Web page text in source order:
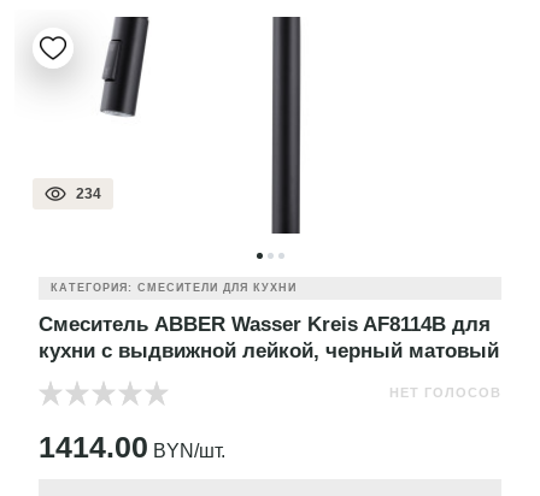
234
КАТЕГОРИЯ: СМЕСИТЕЛИ ДЛЯ КУХНИ
Смеситель ABBER Wasser Kreis AF8114B для
кухни с выдвижной лейкой, черный матовый
НЕТ ГОЛОСОВ
1414.00 BYN/шт.